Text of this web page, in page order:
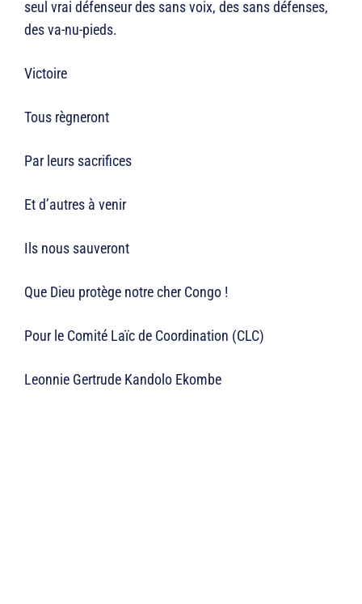
seul vrai défenseur des sans voix, des sans défenses,
des va-nu-pieds.
Victoire
Tous règneront
Par leurs sacrifices
Et d’autres à venir
Ils nous sauveront
Que Dieu protège notre cher Congo !
Pour le Comité Laïc de Coordination (CLC)
Leonnie Gertrude Kandolo Ekombe